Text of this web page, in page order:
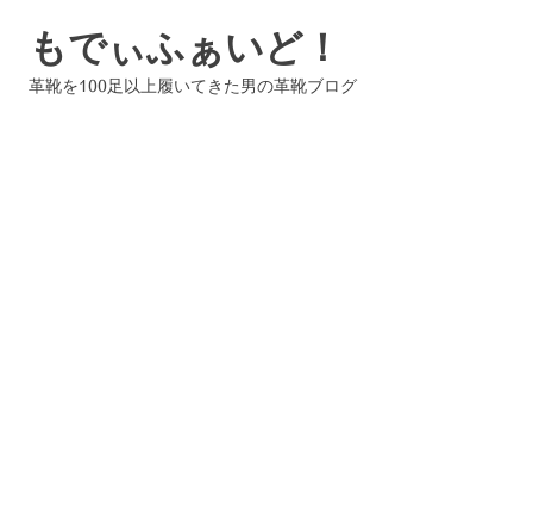
もでぃふぁいど！
革靴を100足以上履いてきた男の革靴ブログ